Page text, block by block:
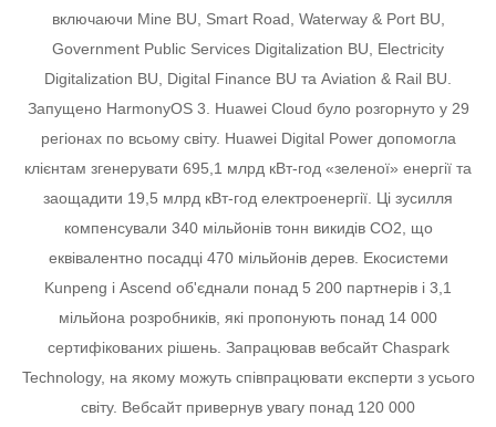
включаючи Mine BU, Smart Road, Waterway & Port BU,
Government Public Services Digitalization BU, Electricity
Digitalization BU, Digital Finance BU та Aviation & Rail BU.
Запущено HarmonyOS 3.
Huawei Cloud було розгорнуто у 29
регіонах по всьому світу. Huawei Digital Power допомогла
клієнтам згенерувати 695,1 млрд кВт-год «зеленої» енергії та
заощадити 19,5 млрд кВт-год електроенергії. Ці зусилля
компенсували 340 мільйонів тонн викидів CO2, що
еквівалентно посадці 470 мільйонів дерев. Екосистеми
Kunpeng і Ascend об'єднали понад 5 200 партнерів і 3,1
мільйона розробників, які пропонують понад 14 000
сертифікованих рішень. Запрацював вебсайт Chaspark
Technology, на якому можуть співпрацювати експерти з усього
світу. Вебсайт привернув увагу понад 120 000